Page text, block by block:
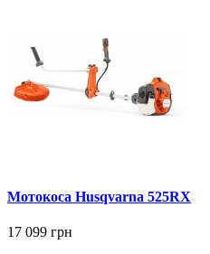
Мотокоса Husqvarna 525RX
17 099 грн